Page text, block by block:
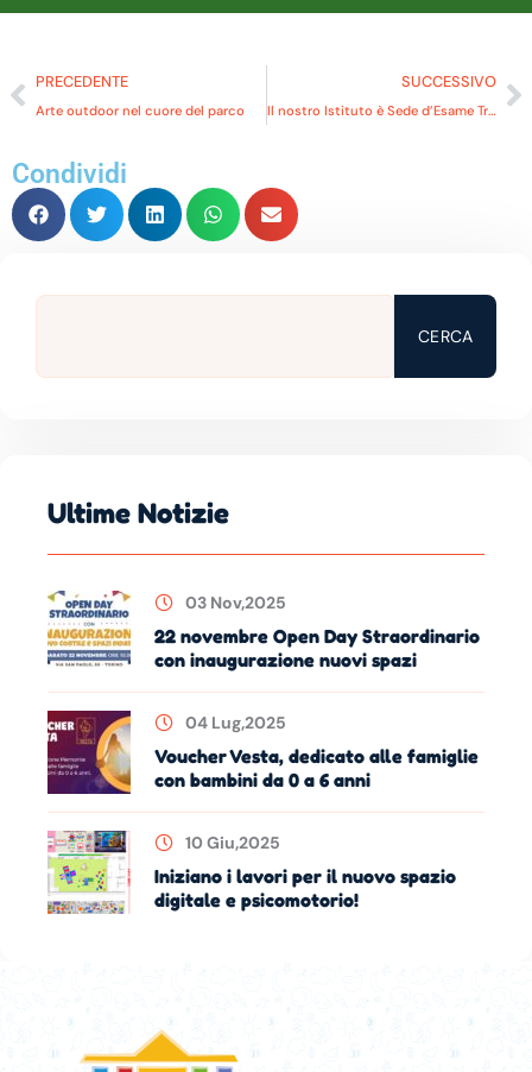
PRECEDENTE
Arte outdoor nel cuore del parco
SUCCESSIVO
Il nostro Istituto è Sede d’Esame Trinity per la Cultural Experience
Condividi
CERCA
Ultime Notizie
03 Nov,2025
22 novembre Open Day Straordinario
con inaugurazione nuovi spazi
04 Lug,2025
Voucher Vesta, dedicato alle famiglie
con bambini da 0 a 6 anni
10 Giu,2025
Iniziano i lavori per il nuovo spazio
digitale e psicomotorio!